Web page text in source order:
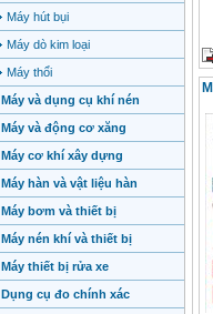
Máy hút bụi
Máy dò kim loại
Máy thổi
Máy và dụng cụ khí nén
Máy và động cơ xăng
Máy cơ khí xây dựng
Máy hàn và vật liệu hàn
Máy bơm và thiết bị
Máy nén khí và thiết bị
Máy thiết bị rửa xe
Dụng cụ đo chính xác